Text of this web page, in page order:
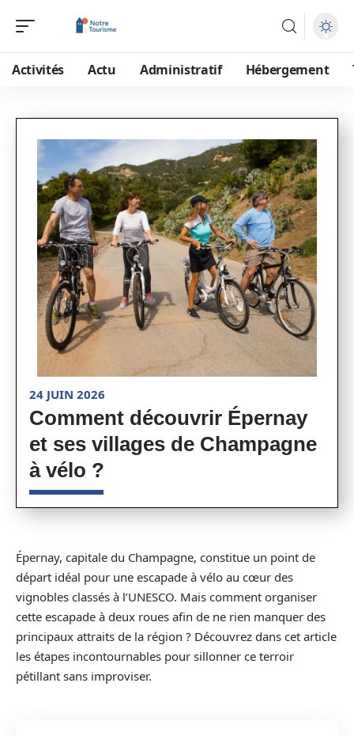
Activités Actu Administratif Hébergement
24 JUIN 2026
Comment découvrir Épernay
et ses villages de Champagne
à vélo ?
Épernay, capitale du Champagne, constitue un point de
départ idéal pour une escapade à vélo au cœur des
vignobles classés à l’UNESCO. Mais comment organiser
cette escapade à deux roues afin de ne rien manquer des
principaux attraits de la région ? Découvrez dans cet article
les étapes incontournables pour sillonner ce terroir
pétillant sans improviser.